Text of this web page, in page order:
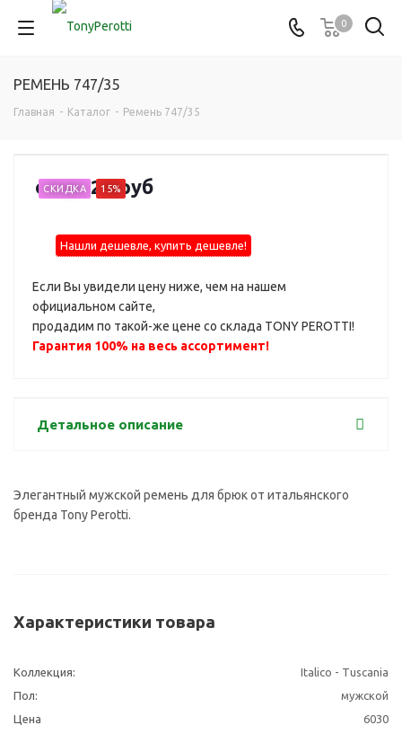
0
РЕМЕНЬ 747/35
Главная - Каталог - Ремень 747/35
СКИДКА 15%
от5 320 руб
Нашли дешевле, купить дешевле!
Если Вы увидели цену ниже, чем на нашем
официальном сайте,
продадим по такой-же цене со склада TONY PEROTTI!
Гарантия 100% на весь ассортимент!
Детальное описание
Элегантный мужской ремень для брюк от итальянского
бренда Tony Perotti.
Характеристики товара
Коллекция:
Italico - Tuscania
Пол:
мужской
Цена
6030